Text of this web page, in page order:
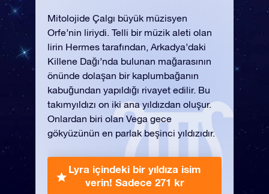
Mitolojide Çalgı büyük müzisyen
Orfe’nin liriydi. Telli bir müzik aleti olan
lirin Hermes tarafından, Arkadya’daki
Killene Dağı’nda bulunan mağarasının
önünde dolaşan bir kaplumbağanın
kabuğundan yapıldığı rivayet edilir. Bu
takımyıldızı on iki ana yıldızdan oluşur.
Onlardan biri olan Vega gece
gökyüzünün en parlak beşinci yıldızıdır.
Lyra içindeki bir yıldıza isim
verin! Sadece 271 kr